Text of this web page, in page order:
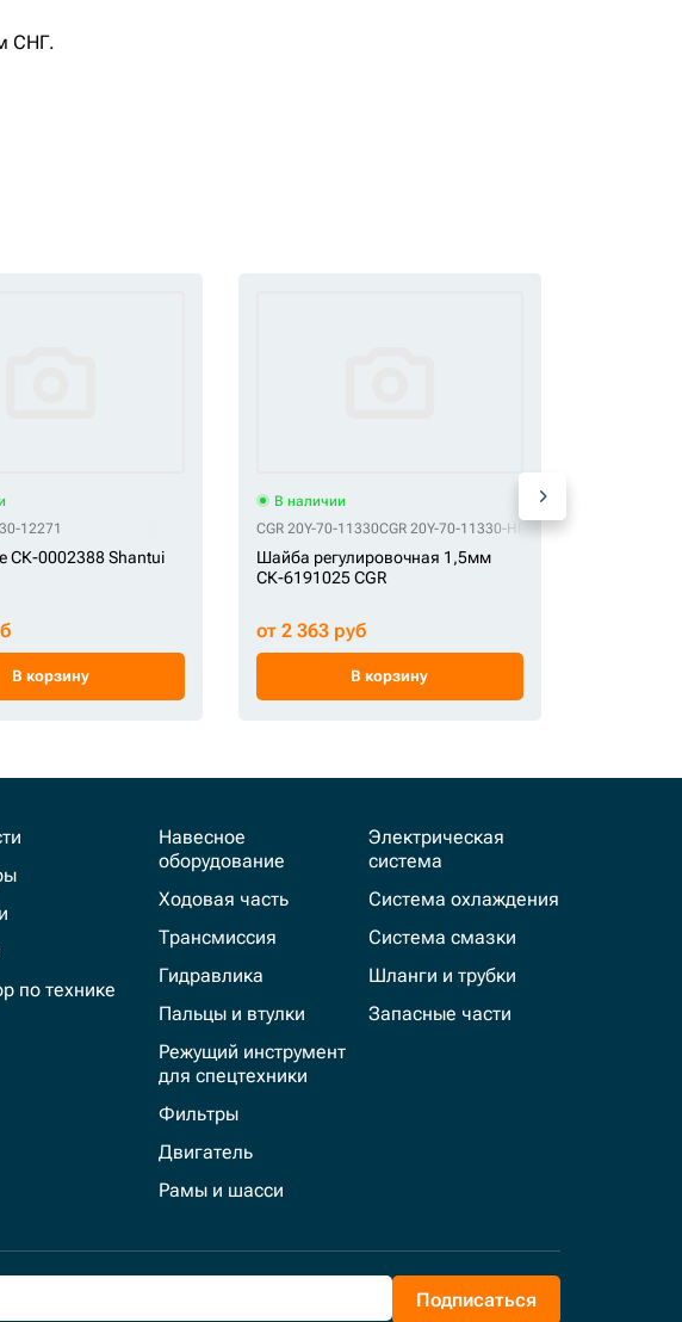
СНГ.
12271
СК-0002388 Shantui
В корзину
В наличии
CGR 20Y-70-11330CGR 20Y-70-11330-HP
Шайба регулировочная 1,5мм
СК-6191025 CGR
от 2 363 руб
В корзину
по технике
Навесное
оборудование
Ходовая часть
Трансмиссия
Гидравлика
Пальцы и втулки
Режущий инструмент
для спецтехники
Фильтры
Двигатель
Рамы и шасси
Электрическая
система
Система охлаждения
Система смазки
Шланги и трубки
Запасные части
Подписаться